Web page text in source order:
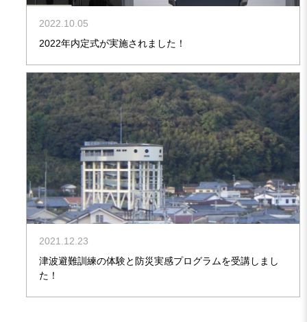
2022.10.05
2022年内定式が実施されました！
2021.12.23
津波避難訓練の体験と防災実感プログラムを受講しまし
た！